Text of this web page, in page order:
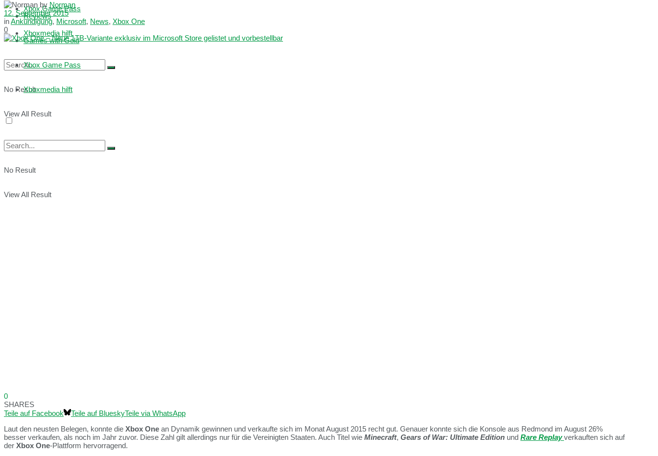
Xbox Game Pass
Xboxmedia hilft
No Result
View All Result
Reviews
Games with Gold
Xbox Game Pass
Xboxmedia hilft
No Result
View All Result
by Norman
12. September 2015
inAnkündigung, Microsoft, News, Xbox One
0
0
SHARES
Teile auf Facebook
Teile auf BlueskyTeile via WhatsApp
Laut den neusten Belegen, konnte die Xbox One an Dynamik gewinnen und verkaufte sich im Monat August 2015 recht gut. Genauer konnte sich die Konsole aus Redmond im August 26%
besser verkaufen, als noch im Jahr zuvor. Diese Zahl gilt allerdings nur für die Vereinigten Staaten. Auch Titel wie Minecraft, Gears of War: Ultimate Edition und Rare Replay verkauften sich auf
der Xbox One-Plattform hervorragend.